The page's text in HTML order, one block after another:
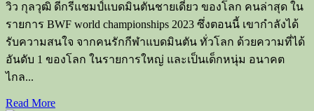
วิว กุลวุฒิ ดีกรีแชมป์แบดมินตันชายเดี่ยว ของโลก คนล่าสุด ใน
รายการ BWF world championships 2023 ซึ่งตอนนี้ เขากำลังได้
รับความสนใจ จากคนรักกีฬาแบดมินตัน ทั่วโลก ด้วยความที่ได้
อันดับ 1 ของโลก ในรายการใหญ่ และเป็นเด็กหนุ่ม อนาคต
ไกล...
Read MoreRead